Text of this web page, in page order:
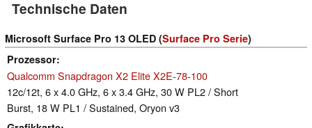
Technische Daten
Microsoft Surface Pro 13 OLED (Surface Pro Serie)
Prozessor
Qualcomm Snapdragon X2 Elite X2E-78-100
12c/12t, 6 x 4.0 GHz, 6 x 3.4 GHz, 30 W PL2 / Short
Burst, 18 W PL1 / Sustained, Oryon v3